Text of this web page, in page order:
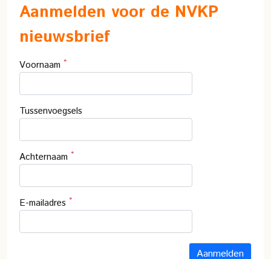
Aanmelden voor de NVKP
nieuwsbrief
Voornaam *
Tussenvoegsels
Achternaam *
E-mailadres *